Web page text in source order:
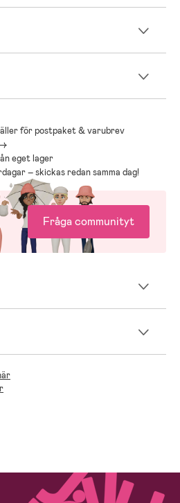
för postpaket & varubrev
eget lager
– skickas redan samma dag!
Fråga communityt